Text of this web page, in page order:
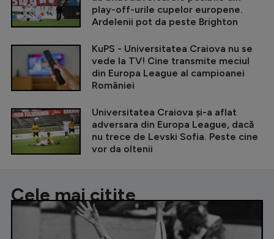
play-off-urile cupelor europene.
Ardelenii pot da peste Brighton
KuPS - Universitatea Craiova nu se
vede la TV! Cine transmite meciul
din Europa League al campioanei
României
Universitatea Craiova și-a aflat
adversara din Europa League, dacă
nu trece de Levski Sofia. Peste cine
vor da oltenii
Cele mai citite